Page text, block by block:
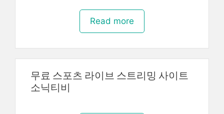
Read more
무료 스포츠 라이브 스트리밍 사이트
소닉티비